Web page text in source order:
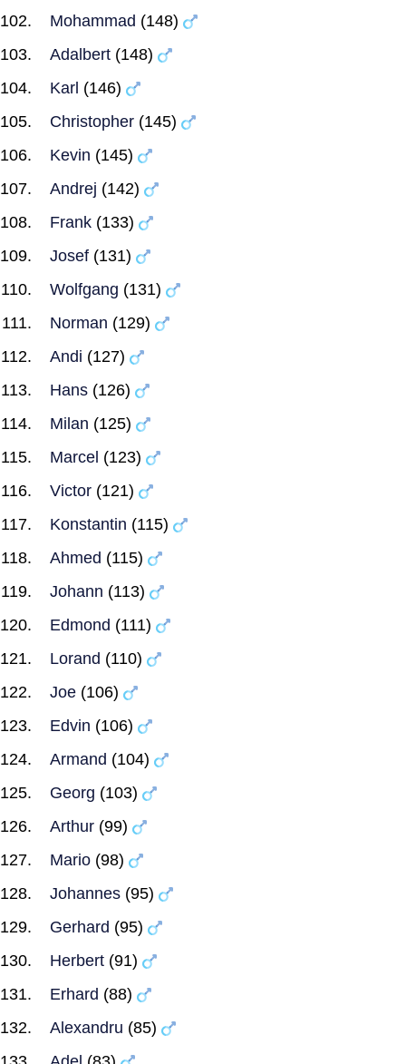
Mohammad (148)
Adalbert (148)
Karl (146)
Christopher (145)
Kevin (145)
Andrej (142)
Frank (133)
Josef (131)
Wolfgang (131)
Norman (129)
Andi (127)
Hans (126)
Milan (125)
Marcel (123)
Victor (121)
Konstantin (115)
Ahmed (115)
Johann (113)
Edmond (111)
Lorand (110)
Joe (106)
Edvin (106)
Armand (104)
Georg (103)
Arthur (99)
Mario (98)
Johannes (95)
Gerhard (95)
Herbert (91)
Erhard (88)
Alexandru (85)